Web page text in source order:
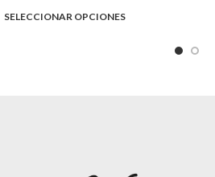
SELECCIONAR OPCIONES